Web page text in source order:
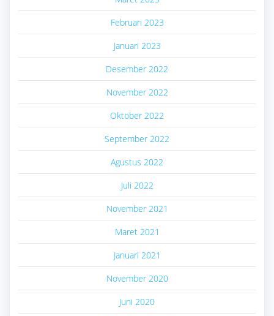
Februari 2023
Januari 2023
Desember 2022
November 2022
Oktober 2022
September 2022
Agustus 2022
Juli 2022
November 2021
Maret 2021
Januari 2021
November 2020
Juni 2020